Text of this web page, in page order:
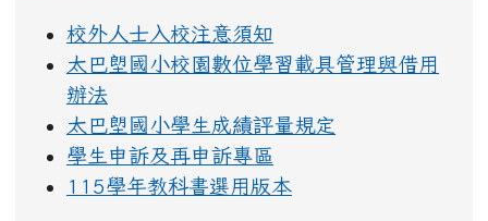
校外人士入校注意須知
太巴塱國小校園數位學習載具管理與借用
辦法
太巴塱國小學生成績評量規定
學生申訴及再申訴專區
115學年教科書選用版本